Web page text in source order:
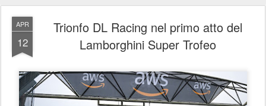
APR
12
Trionfo DL Racing nel primo atto del
Lamborghini Super Trofeo